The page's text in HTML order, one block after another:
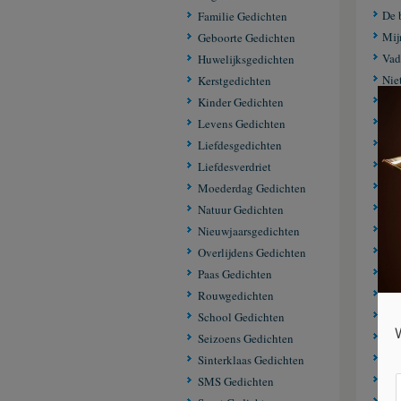
Familie Gedichten
Geboorte Gedichten
Huwelijksgedichten
Kerstgedichten
Kinder Gedichten
Levens Gedichten
Liefdesgedichten
Liefdesverdriet
Moederdag Gedichten
Natuur Gedichten
Nieuwjaarsgedichten
Overlijdens Gedichten
Paas Gedichten
Rouwgedichten
School Gedichten
Seizoens Gedichten
Sinterklaas Gedichten
SMS Gedichten
De
Je